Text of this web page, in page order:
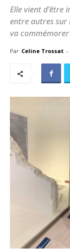
Elle vient d’être
entre autres
va commémorer
Par Celine Trossat -